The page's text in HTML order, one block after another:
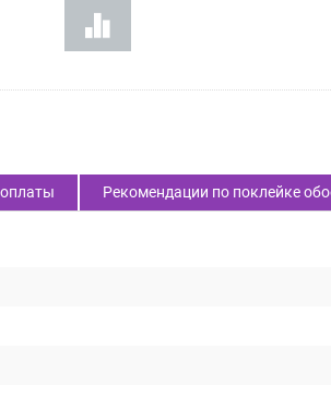
Рекомендации по поклейке